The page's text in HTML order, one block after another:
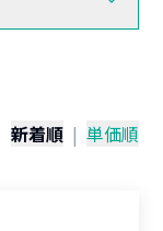
新着順 | 単価順